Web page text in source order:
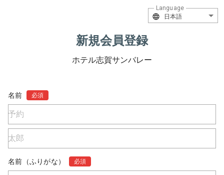
日本語
Language
新規会員登録
ホテル志賀サンバレー
名前 必須
名前（ふりがな） 必須